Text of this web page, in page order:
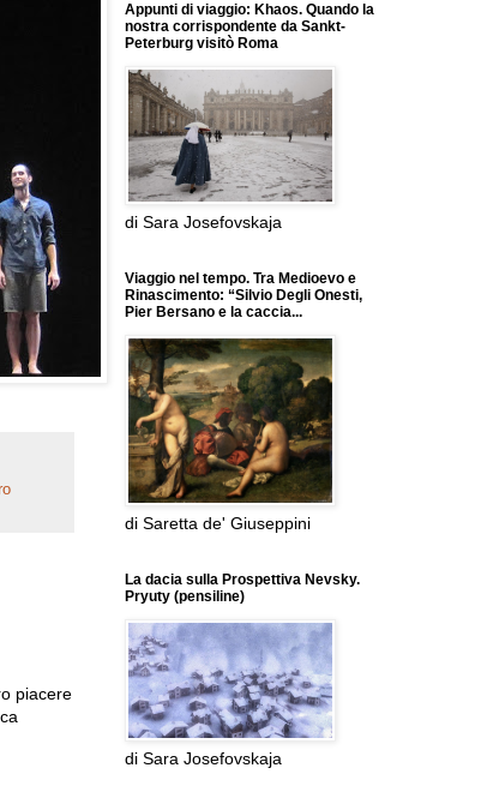
piacere
Appunti di viaggio: Khaos. Quando la
nostra corrispondente da Sankt-
Peterburg visitò Roma
di Sara Josefovskaja
Viaggio nel tempo. Tra Medioevo e
Rinascimento: “Silvio Degli Onesti,
Pier Bersano e la caccia...
di Saretta de' Giuseppini
La dacia sulla Prospettiva Nevsky.
Pryuty (pensiline)
di Sara Josefovskaja